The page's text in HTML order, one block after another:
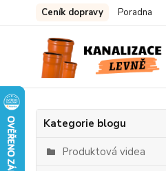
Ceník dopravy Poradna
Kategorie blogu
Produktová videa